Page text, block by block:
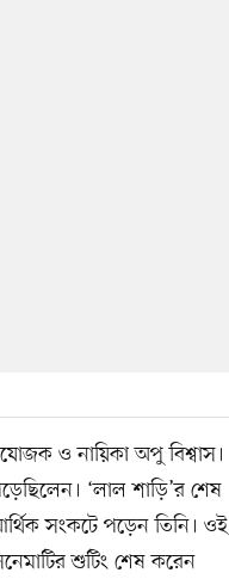
ও নায়িকা অপু বিশ্বাস।
‘লাল শাড়ি’র শেষ
সংকটে পড়েন তিনি। ওই
শুটিং শেষ করেন